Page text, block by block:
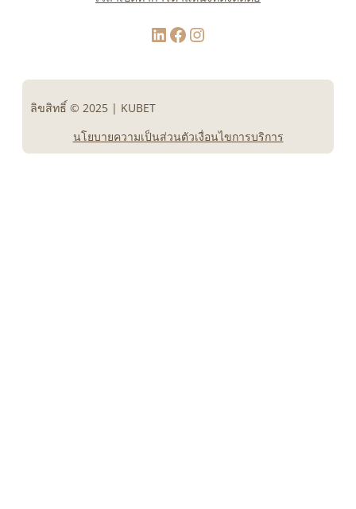
LinkedIn Facebook Instagram
ลิขสิทธิ์ © 2025 | KUBET
นโยบายความเป็นส่วนตัวเงื่อนไขการบริการ